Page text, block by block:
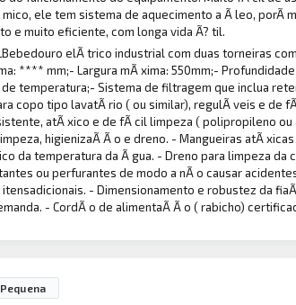
mico, ele tem sistema de aquecimento a Ã leo,
e muito eficiente, com longa vida Ã? til.
elÃ trico industrial com duas torneiras
**** mm;- Largura mÃ xima: 550mm;-
temperatura;- Sistema de filtragem que inclua
copo tipo lavatÃ rio ( ou similar), regulÃ veis e de
atÃ xico e de fÃ cil limpeza ( polipropileno ou
higienizaÃ Ã o e dreno. - Mangueiras atÃ
da temperatura da Ã gua. - Dreno para limpeza
ou perfurantes de modo a nÃ o causar
- Dimensionamento e robustez da
- CordÃ o de alimentaÃ Ã o ( rabicho)